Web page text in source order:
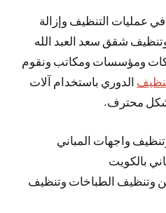
في عمليات التنظيف وإزالة
شقق سعد العبد الله
ومؤسسات ومكاتب ونقوم
الدوري باستخدام آلات
محترف.
واجهات المباني
بالكويت
وتنظيف الطباخات وتنظيف